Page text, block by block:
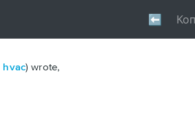
hvac) wrote,